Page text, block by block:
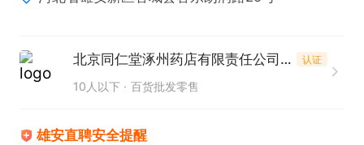
1. 药学或相关专业背景，具备扎实的专业知识。
剂员资格证。
3. 具备较强的沟通能力，能够与顾客进行有效的交
4. 拥有良好的服务意识，以顾客需求为导向，耐心解
北京同仁堂涿州药店有限责任公司河北雄安商务服务中心分公司 认证
10人以下 百货批发零售
雄安直聘安全提醒